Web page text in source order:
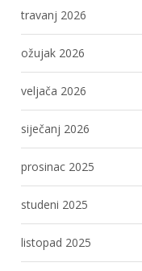
travanj 2026
ožujak 2026
veljača 2026
siječanj 2026
prosinac 2025
studeni 2025
listopad 2025